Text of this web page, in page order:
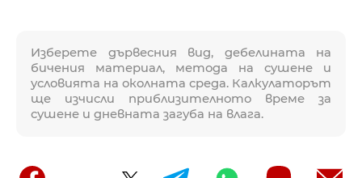
Изберете дървесния вид, дебелината на
бичения материал, метода на сушене и
условията на околната среда. Калкулаторът
ще изчисли приблизителното време за
сушене и дневната загуба на влага.